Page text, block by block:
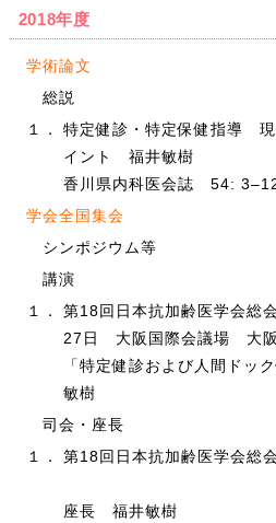
2018年度
学術論文
総説
１．
特定健診・特定保健指導
イント 福井敏樹
香川県内科医会誌 54:
学会全国集会
シンポジウム等
講演
１．
第18回日本抗加齢医学会
27日 大阪国際会議場 大
「特定健診および人間ドッ
敏樹
司会・座長
１．
第18回日本抗加齢医学会総
座長 福井敏樹